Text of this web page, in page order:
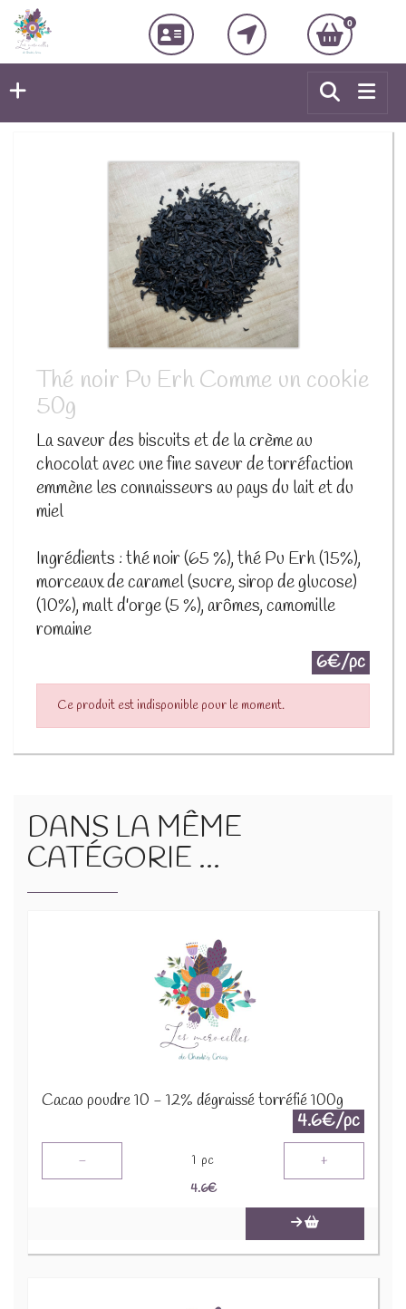
0
Thé noir Pu Erh Comme un cookie
50g
La saveur des biscuits et de la crème au
chocolat avec une fine saveur de torréfaction
emmène les connaisseurs au pays du lait et du
miel
Ingrédients : thé noir (65 %), thé Pu Erh (15%),
morceaux de caramel (sucre, sirop de glucose)
(10%), malt d'orge (5 %), arômes, camomille
romaine
6€/pc
Ce produit est indisponible pour le moment.
DANS LA MÊME
CATÉGORIE ...
Cacao poudre 10 - 12% dégraissé torréfié 100g
4.6€/pc
- 1 pc +
4.6€